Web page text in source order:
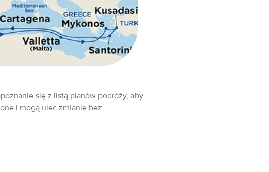
się z listą planów podróży, aby
i mogą ulec zmianie bez